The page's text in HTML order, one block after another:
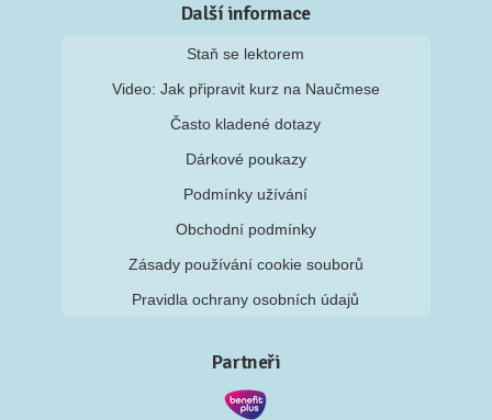
Další informace
Staň se lektorem
Video: Jak připravit kurz na Naučmese
Často kladené dotazy
Dárkové poukazy
Podmínky užívání
Obchodní podmínky
Zásady používání cookie souborů
Pravidla ochrany osobních údajů
Partneři